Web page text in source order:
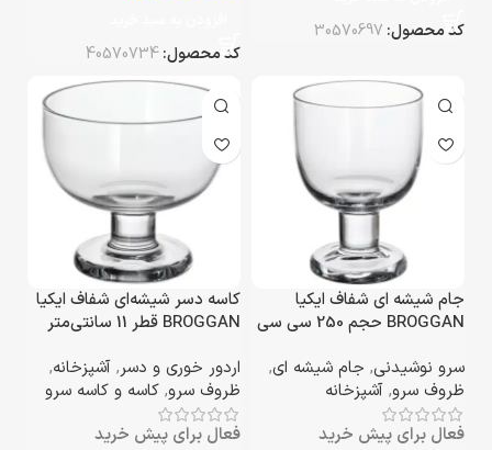
کد محصول: 30570697
کد محصول:40570734
جام شیشه ای شفاف ایکیا
BROGGAN حجم 250 سی‌ سی
سرو نوشیدنی, جام شیشه ای,
ظروف سرو, آشپزخانه
فعال برای پیش خرید
کاسه دسر شیشه‌ای شفاف ایکیا
BROGGAN قطر 11 سانتی‌متر
اردور خوری و دسر, آشپزخانه,
ظروف سرو, کاسه و کاسه سرو
فعال برای پیش خرید